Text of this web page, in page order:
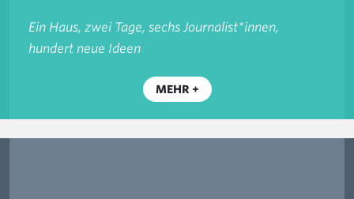
Ein Haus, zwei Tage, sechs Journalist*innen,
hundert neue Ideen
MEHR